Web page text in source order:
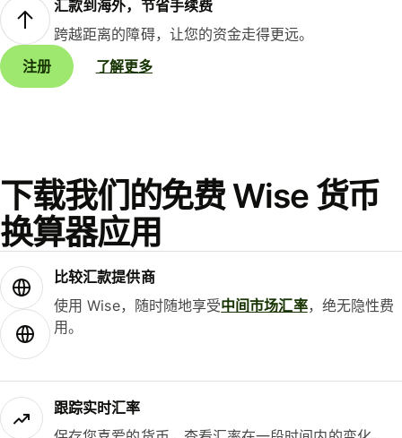
汇款到海外，节省手续费
跨越距离的障碍，让您的资金走得更远。
注册
了解更多
下载我们的免费 Wise 货币
换算器应用
比较汇款提供商
使用 Wise，随时随地享受中间市场汇率，绝无隐性费
用。
跟踪实时汇率